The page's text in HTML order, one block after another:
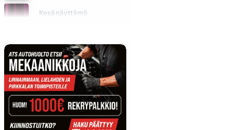
Kesänäyttämö